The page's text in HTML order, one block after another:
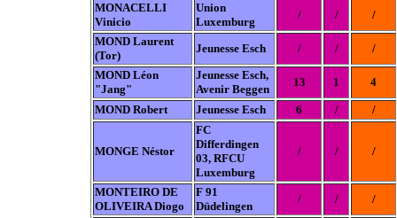
MONACELLI
Vinicio
Union
Luxemburg
/ /
/
MOND Laurent
(Tor)
Jeunesse Esch / /
/
MOND Léon
"Jang"
Jeunesse Esch,
Avenir Beggen
13 1 4
MOND Robert Jeunesse Esch 6 / /
MONGE Néstor
FC
Differdingen
03, RFCU
Luxemburg
/ / /
MONTEIRO DE
OLIVEIRA Diogo
F 91
Düdelingen
/ /
/